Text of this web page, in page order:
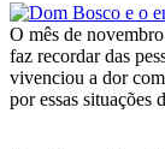
O mês de
faz recordar das
vivenciou a dor
por essas situações